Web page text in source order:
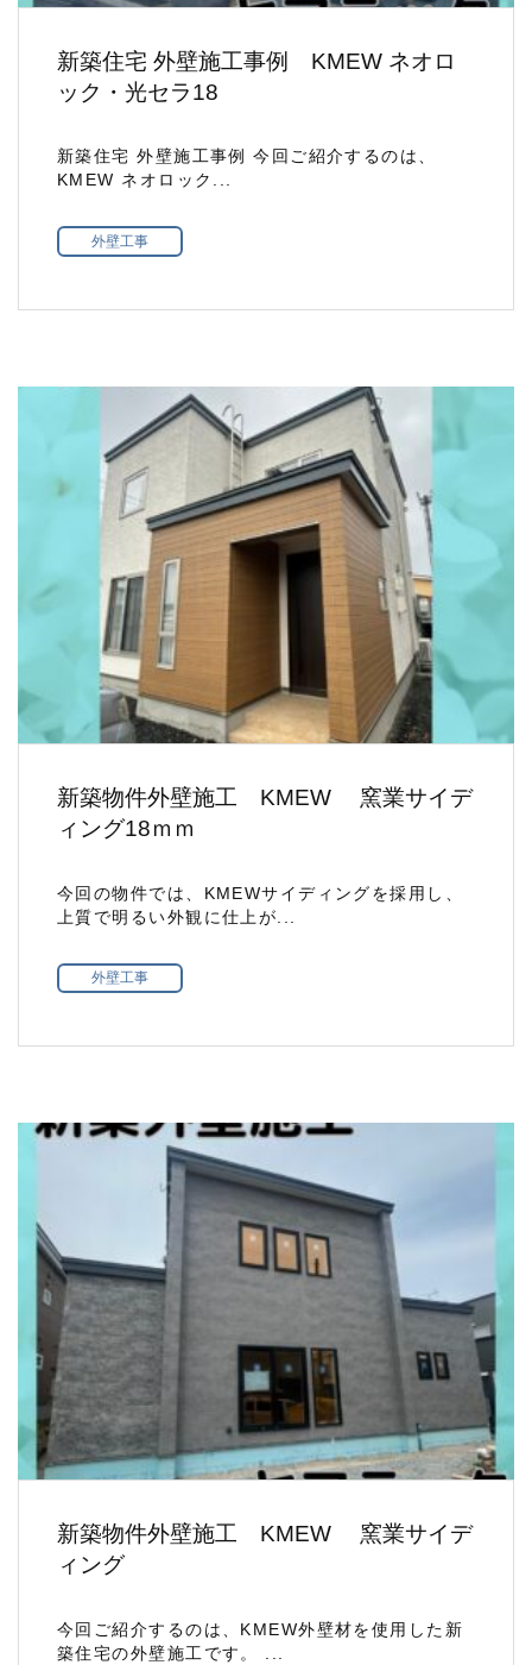
新築住宅 外壁施工事例 KMEW ネオロ
ック・光セラ18
新築住宅 外壁施工事例 今回ご紹介するのは、
KMEW ネオロック...
外壁工事
新築物件外壁施工 KMEW 窯業サイデ
ィング18ｍｍ
今回の物件では、KMEWサイディングを採用し、
上質で明るい外観に仕上が...
外壁工事
新築物件外壁施工 KMEW 窯業サイデ
ィング
今回ご紹介するのは、KMEW外壁材を使用した新
築住宅の外壁施工です。 ...